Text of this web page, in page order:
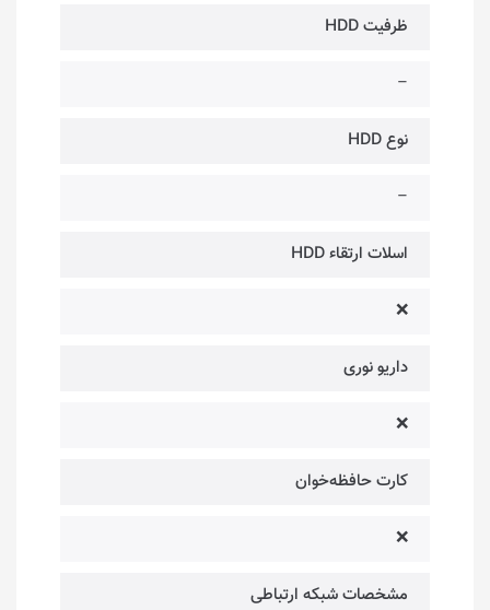
ظرفیت HDD
–
نوع HDD
–
اسلات ارتقاء HDD
❌
داریو نوری
❌
کارت حافظه‌خوان
❌
مشخصات شبکه ارتباطی